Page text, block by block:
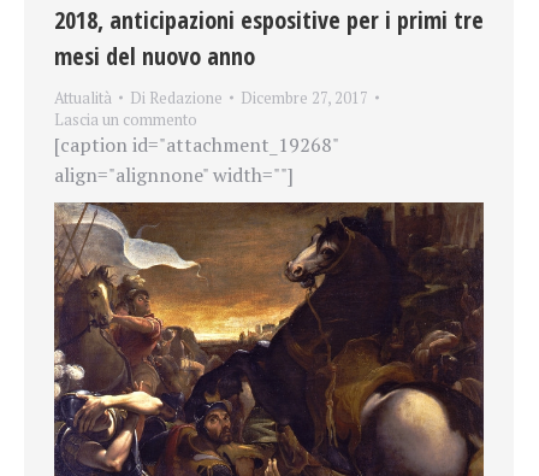
2018, anticipazioni espositive per i primi tre
mesi del nuovo anno
Attualità Di Redazione
Dicembre 27, 2017
Lascia un commento
[caption id="attachment_19268"
align="alignnone" width=""]